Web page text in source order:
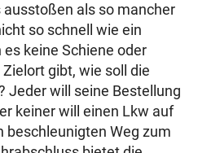
als so mancher
so schnell wie ein
keine Schiene oder
gibt, wie soll die
Jeder will seine Bestellung
keiner will einen Lkw auf
beschleunigten Weg zum